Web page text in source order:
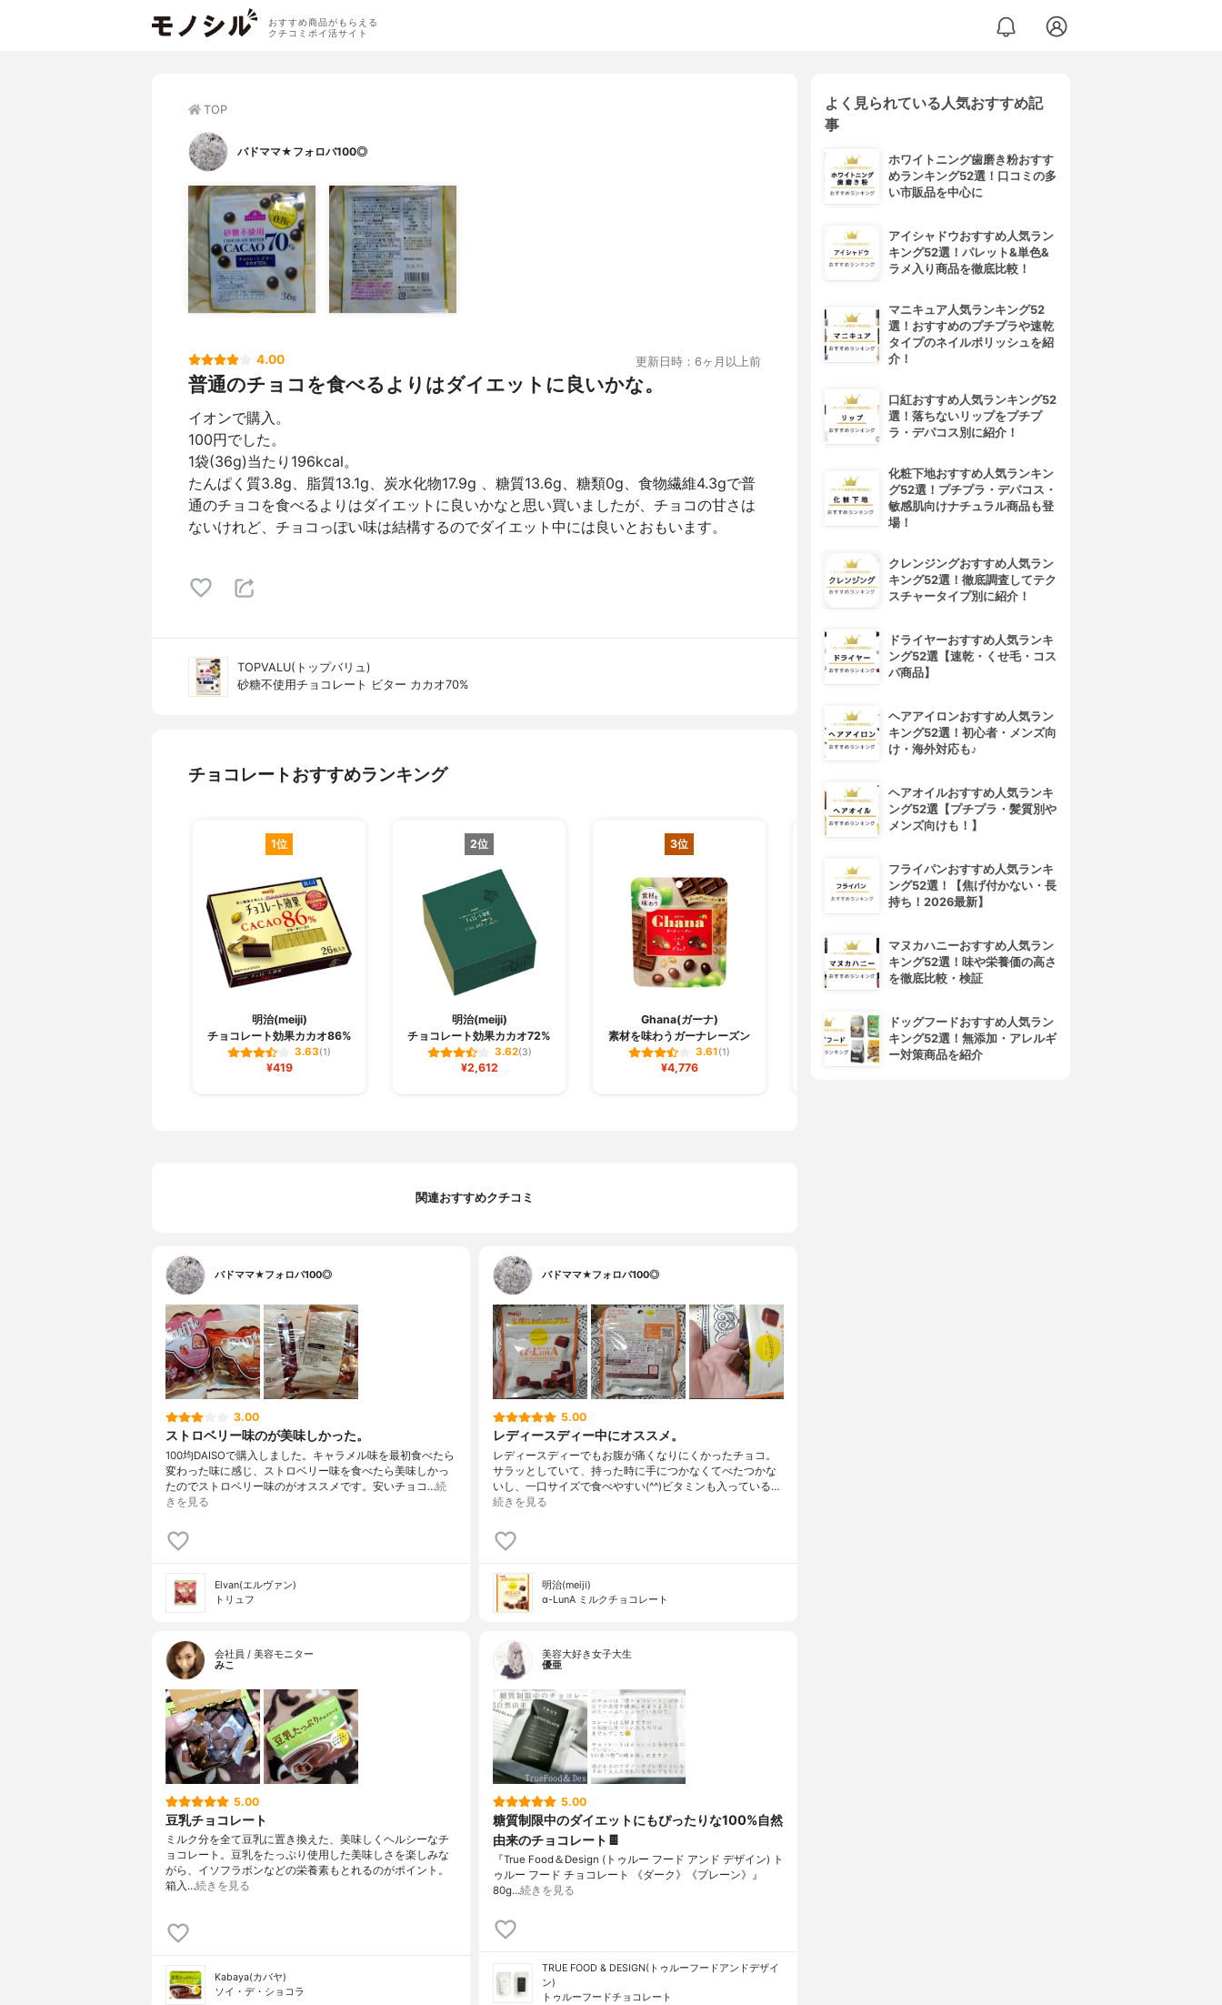
おすすめ商品がもらえる
クチコミポイ活サイト
TOP
バドママ★フォロバ100◎
4.00 更新日時：6ヶ月以上前
普通のチョコを食べるよりはダイエットに良いかな。
イオンで購入。
100円でした。
1袋(36g)当たり196kcal。
たんぱく質3.8g、脂質13.1g、炭水化物17.9g 、糖質13.6g、糖類0g、食物繊維4.3gで普
通のチョコを食べるよりはダイエットに良いかなと思い買いましたが、チョコの甘さは
ないけれど、チョコっぽい味は結構するのでダイエット中には良いとおもいます。
TOPVALU(トップバリュ)
砂糖不使用チョコレート ビター カカオ70%
チョコレートおすすめランキング
1位
明治(meiji)
チョコレート効果カカオ86%
3.63(1)
¥419
2位
明治(meiji)
チョコレート効果カカオ72%
3.62(3)
¥2,612
3位
Ghana(ガーナ)
素材を味わうガーナレーズン
3.61(1)
¥4,776
成城石井
クーベルチュールカカオ72%
3.61(1)
¥1,070
People Tree(ピープルツリー)
フェアトレードチョコレート
関連おすすめクチコミ
バドママ★フォロバ100◎
3.00
ストロベリー味のが美味しかった。
100均DAISOで購入しました。キャラメル味を最初食べたら
変わった味に感じ、ストロベリー味を食べたら美味しかっ
たのでストロベリー味のがオススメです。安いチョコ…続
きを見る
Elvan(エルヴァン)
トリュフ
バドママ★フォロバ100◎
5.00
レディースディー中にオススメ。
レディースディーでもお腹が痛くなりにくかったチョコ。
サラッとしていて、持った時に手につかなくてべたつかな
いし、一口サイズで食べやすい(^^)ビタミンも入っている…
続きを見る
明治(meiji)
α-LunA ミルクチョコレート
会社員 / 美容モニター
みこ
5.00
豆乳チョコレート
ミルク分を全て豆乳に置き換えた、美味しくヘルシーなチ
ョコレート。豆乳をたっぷり使用した美味しさを楽しみな
がら、イソフラボンなどの栄養素もとれるのがポイント。
箱入…続きを見る
Kabaya(カバヤ)
ソイ・デ・ショコラ
美容大好き女子大生
優亜
5.00
糖質制限中のダイエットにもぴったりな100%自然
由来のチョコレート🍫
『True Food＆Design (トゥルー フード アンド デザイン) ト
ゥルー フード チョコレート 《ダーク》《プレーン》』
80g…続きを見る
TRUE FOOD & DESIGN(トゥルーフードアンドデザイ
ン)
トゥルーフードチョコレート
よく見られている人気おすすめ記
事
ホワイトニング歯磨き粉おすす
めランキング52選！口コミの多
い市販品を中心に
アイシャドウおすすめ人気ラン
キング52選！パレット&単色&
ラメ入り商品を徹底比較！
マニキュア人気ランキング52
選！おすすめのプチプラや速乾
タイプのネイルポリッシュを紹
介！
口紅おすすめ人気ランキング52
選！落ちないリップをプチプ
ラ・デパコス別に紹介！
化粧下地おすすめ人気ランキン
グ52選！プチプラ・デパコス・
敏感肌向けナチュラル商品も登
場！
クレンジングおすすめ人気ラン
キング52選！徹底調査してテク
スチャータイプ別に紹介！
ドライヤーおすすめ人気ランキ
ング52選【速乾・くせ毛・コス
パ商品】
ヘアアイロンおすすめ人気ラン
キング52選！初心者・メンズ向
け・海外対応も♪
ヘアオイルおすすめ人気ランキ
ング52選【プチプラ・髪質別や
メンズ向けも！】
フライパンおすすめ人気ランキ
ング52選！【焦げ付かない・長
持ち！2026最新】
マヌカハニーおすすめ人気ラン
キング52選！味や栄養価の高さ
を徹底比較・検証
ドッグフードおすすめ人気ラン
キング52選！無添加・アレルギ
ー対策商品を紹介